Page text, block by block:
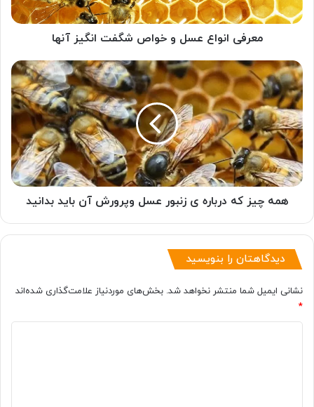
آنها
معرفی انواع عسل و خواص شگفت انگیز آنها
همه
چیز
که
درباره
ی
زنبور
عسل
وپرورش
آن
همه چیز که درباره ی زنبور عسل وپرورش آن باید بدانید
دیدگاهتان را بنویسید
نشانی ایمیل شما منتشر نخواهد شد. بخش‌های موردنیاز علامت‌گذاری شده‌اند
*